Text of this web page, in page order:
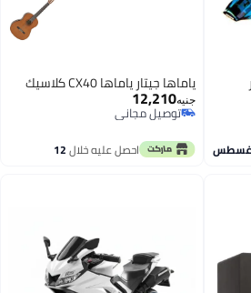
ياماها جيتار ياماها CX40 كلاسيك
جنيه12,210
توصيل مجاني
توصيل مجاني
احصل عليه خلال12